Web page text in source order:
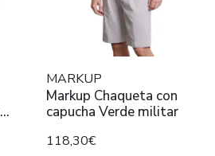
MARKUP
Markup Chaqueta con
capucha Verde militar
118,30€